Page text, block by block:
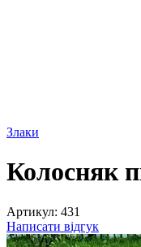
Злаки
Колосняк
Артикул: 431
Написати відгук